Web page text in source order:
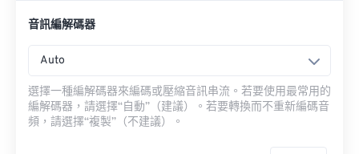
音訊編解碼器
Auto
選擇一種編解碼器來編碼或壓縮音訊串流。若要使用最常用的
編解碼器，請選擇“自動”（建議）。若要轉換而不重新編碼音
頻，請選擇“複製”（不建議）。